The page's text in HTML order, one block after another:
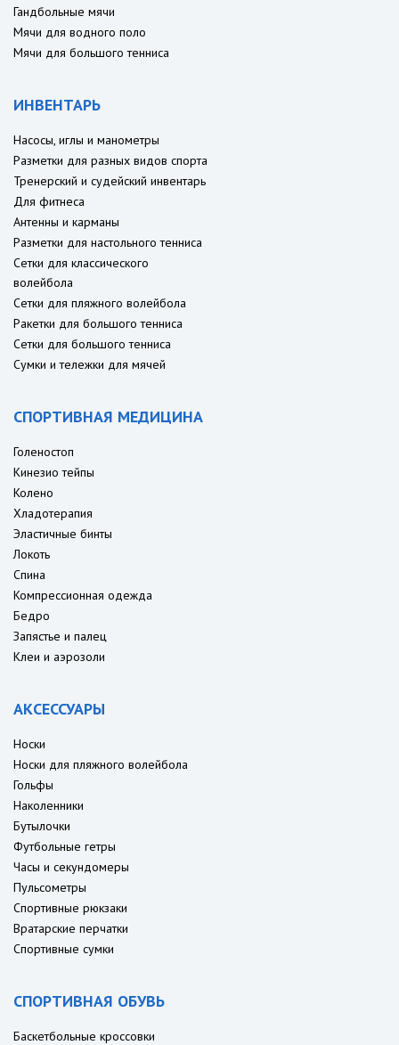
Гандбольные мячи
Мячи для водного поло
Мячи для большого тенниса
ИНВЕНТАРЬ
Насосы, иглы и манометры
Разметки для разных видов спорта
Тренерский и судейский инвентарь
Для фитнеса
Антенны и карманы
Разметки для настольного тенниса
Сетки для классического
волейбола
Сетки для пляжного волейбола
Ракетки для большого тенниса
Сетки для большого тенниса
Сумки и тележки для мячей
СПОРТИВНАЯ МЕДИЦИНА
Голеностоп
Кинезио тейпы
Колено
Хладотерапия
Эластичные бинты
Локоть
Спина
Компрессионная одежда
Бедро
Запястье и палец
Клеи и аэрозоли
АКСЕССУАРЫ
Носки
Носки для пляжного волейбола
Гольфы
Наколенники
Бутылочки
Футбольные гетры
Часы и секундомеры
Пульсометры
Спортивные рюкзаки
Вратарские перчатки
Спортивные сумки
СПОРТИВНАЯ ОБУВЬ
Баскетбольные кроссовки